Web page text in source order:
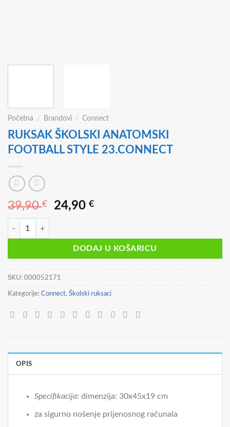
Početna / Brandovi / Connect
RUKSAK ŠKOLSKI ANATOMSKI
FOOTBALL STYLE 23.CONNECT
39,90€
Izvorna
je:
39,90 €.
24,90€Trenutna
24,90 €.
RUKSAK ŠKOLSKI ANATOMSKI FOOTBALL STYLE 23.CONNECT
DODAJ U KOŠARICU
SKU: 000052171
Kategorije: Connect, Školski ruksaci
OPIS
Specifikacija: dimenzija: 30x45x19 cm
za sigurno nošenje prijenosnog računala